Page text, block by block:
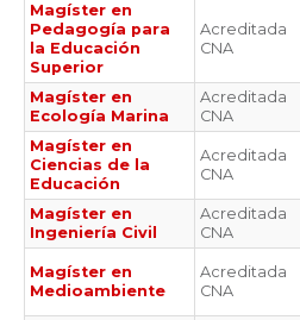
Magíster en
Pedagogía para
la Educación
Superior
Acreditada
CNA
Magíster en
Ecología Marina
Acreditada
CNA
Magíster en
Ciencias de la
Educación
Acreditada
CNA
Magíster en
Ingeniería Civil
Acreditada
CNA
Magíster en
Medioambiente
Acreditada
CNA